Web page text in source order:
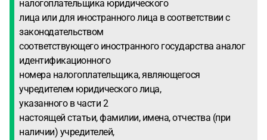
налогоплательщика юридического
лица или для иностранного лица в соответствии с
законодательством
соответствующего иностранного государства аналог
идентификационного
номера налогоплательщика, являющегося
учредителем юридического лица,
указанного в части 2
настоящей статьи, фамилии, имена, отчества (при
наличии) учредителей,